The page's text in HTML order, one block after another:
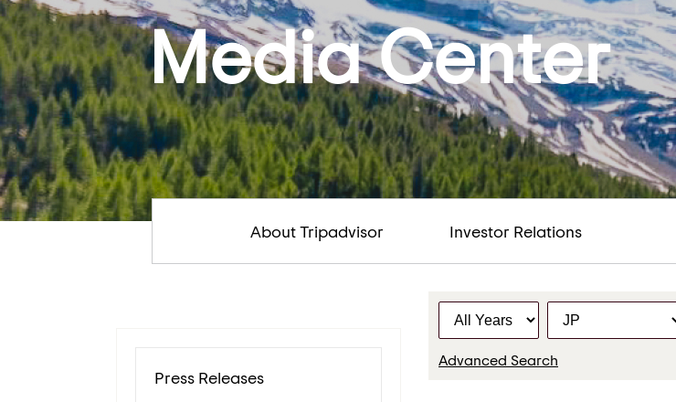
Media Center
About Tripadvisor Investor Relations
Press Releases
e
a
a
t
Advanced Search